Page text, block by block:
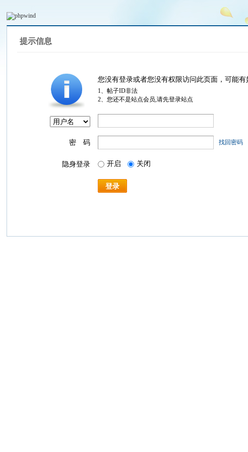
提示信息
您没有登录或者您没有权限访问此页面，可能有
1、帖子ID非法
2、您还不是站点会员,请先登录站点
密 码 找回密码
隐身登录 开启 关闭
登录